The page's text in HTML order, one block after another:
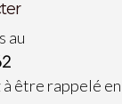
au
à être rappelé en